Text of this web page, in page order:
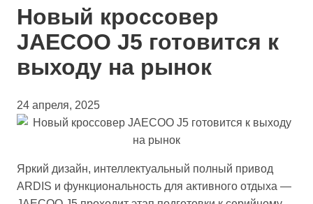
Новый кроссовер
JAECOO J5 готовится к
выходу на рынок
24 апреля, 2025
Яркий дизайн, интеллектуальный полный привод
ARDIS и функциональность для активного отдыха —